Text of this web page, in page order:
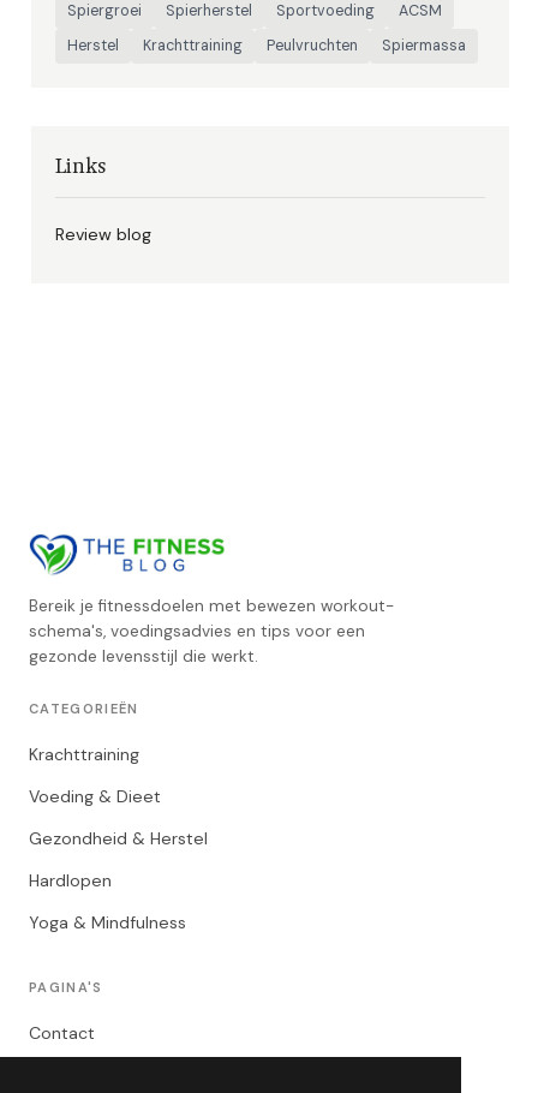
Spiergroei Spierherstel Sportvoeding
ACSM
Herstel
Krachttraining Peulvruchten Spiermassa
Links
Review blog
Bereik je fitnessdoelen met bewezen workout-
schema's, voedingsadvies en tips voor een
gezonde levensstijl die werkt.
CATEGORIEËN
Krachttraining
Voeding & Dieet
Gezondheid & Herstel
Hardlopen
Yoga & Mindfulness
PAGINA'S
Contact